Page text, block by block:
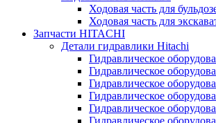
Ходовая часть для
Ходовая часть для
Запчасти HITACHI
Детали гидравлики Hitachi
Гидравлическое
Гидравлическое
Гидравлическое
Гидравлическое
Гидравлическое
Гидравлическое